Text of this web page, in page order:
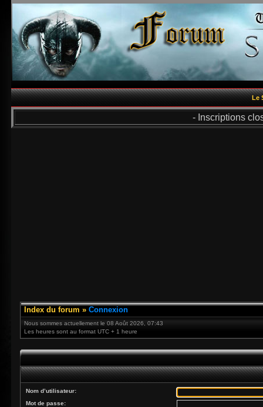
Le
- Inscriptions
Index du forum » Connexion
Nous sommes actuellement le 08 Août 2026, 07:43
Les heures sont au format UTC + 1 heure
Nom d’utilisateur:
Mot de passe: